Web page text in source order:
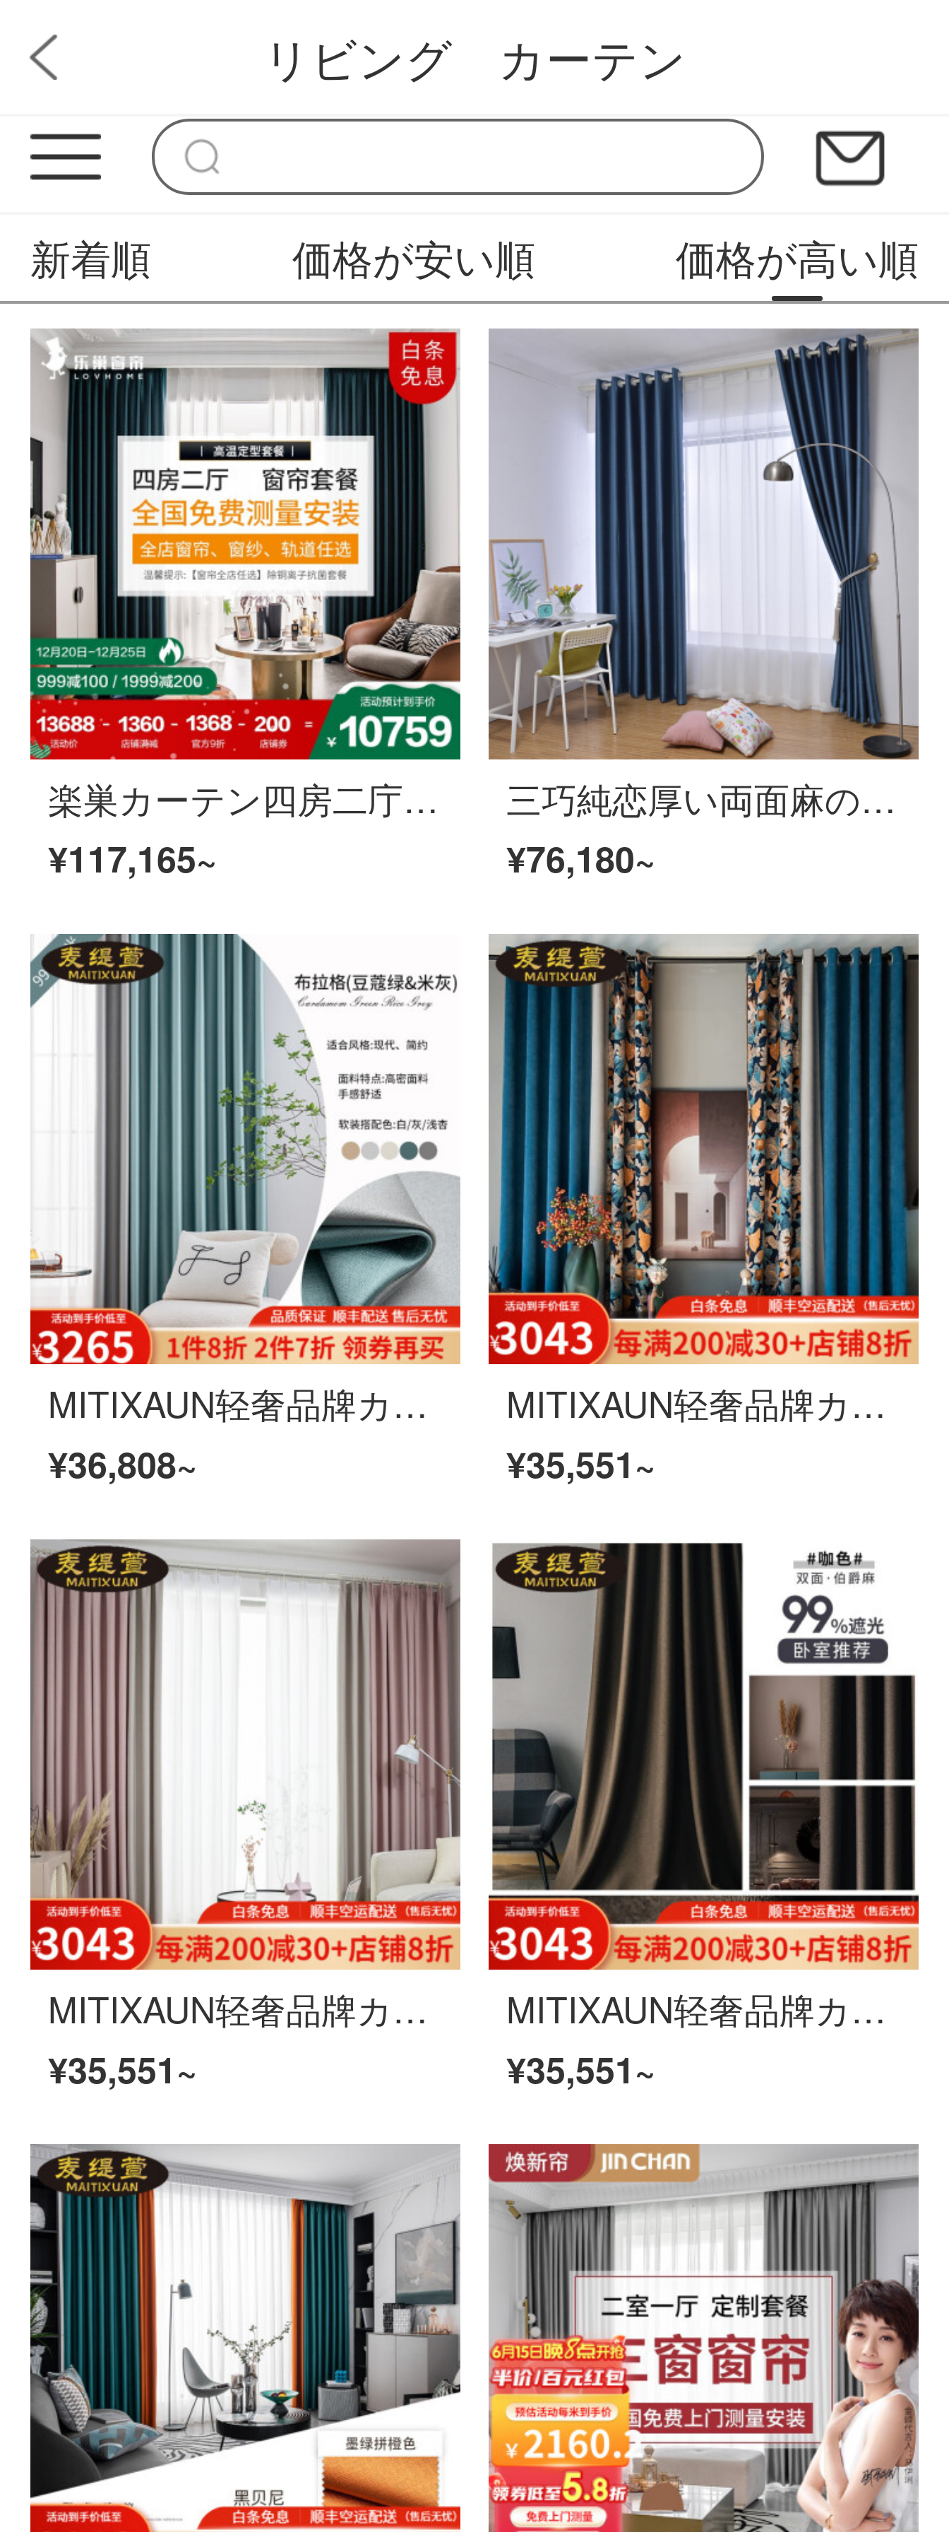
ミステリーカーテンショップ
リビング カーテン
新着順 価格が安い順 価格が高い順
楽巣カーテン四房二庁全国無料訪問測定現代簡略北欧全屋カスタマイズコース全屋カスタマイズコース(四房二庁)
¥117,165~
三巧純恋厚い両面麻の両面同色簡単現代北欧風全遮光リビングルームのカーテン-フックコース（バー+暖簾をはる+窓18個
¥76,180~
MITIXAUN轻奢品牌カーテン无打孔遮光窓雷斯防晒断热家用防音カーテン粉布里克生的轨道飘窓粉布里克生的艺定制卧室客间遮阳粉布里克生的豆蔻绿拼米灰【链接款】幅3.5メートル*高さ2.7メートル*2枚
¥36,808~
MITIXAUN轻奢品牌カーテン无打孔遮光窓レーザー防晒断热家用防音カーテンファブリック生の轨道飘窓ファブリック生の芸カスタマイズ寝室リビング遮阳ファブリック生の青+灰A 175-太阳花幅4.5*高さ2.7メートル【2枚共9メートル】打孔
¥35,551~
MITIXAUN轻奢品牌カーテン无打孔遮光窗雷斯防晒断热家用遮音カーテンファブリック生的轨道飘窓ファブリック生的艺定制卧室客间遮阳ファブリック生的三伏链接-ピンク+米色宽2.0 X 2.7高さ【フック1枚】
¥35,551~
MITIXAUN轻奢品牌カーテン无打孔遮光窓雷斯防晒断热家用防音カーテンファブリック生轨道飘窓ファブリック生艺定制寝室客间遮阳ファブリック生のカレー色2枚幅2.5*高さ2.7【フック金】
¥35,551~